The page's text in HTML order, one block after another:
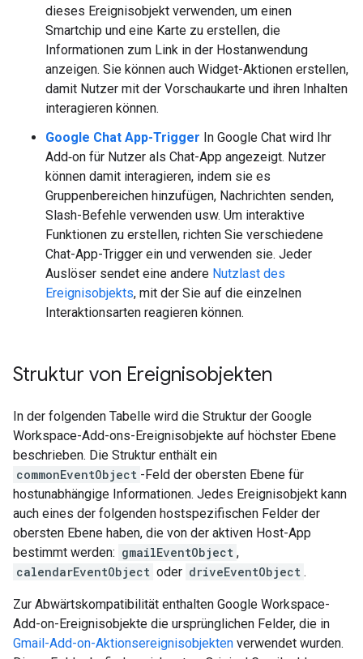
dieses Ereignisobjekt verwenden, um einen
Smartchip und eine Karte zu erstellen, die
Informationen zum Link in der Hostanwendung
anzeigen. Sie können auch Widget-Aktionen erstellen,
damit Nutzer mit der Vorschaukarte und ihren Inhalten
interagieren können.
Google Chat App-Trigger In Google Chat wird Ihr
Add‑on für Nutzer als Chat-App angezeigt. Nutzer
können damit interagieren, indem sie es
Gruppenbereichen hinzufügen, Nachrichten senden,
Slash-Befehle verwenden usw. Um interaktive
Funktionen zu erstellen, richten Sie verschiedene
Chat-App-Trigger ein und verwenden sie. Jeder
Auslöser sendet eine andere Nutzlast des
Ereignisobjekts, mit der Sie auf die einzelnen
Interaktionsarten reagieren können.
Struktur von Ereignisobjekten
In der folgenden Tabelle wird die Struktur der Google
Workspace-Add-ons-Ereignisobjekte auf höchster Ebene
beschrieben. Die Struktur enthält ein
commonEventObject -Feld der obersten Ebene für
hostunabhängige Informationen. Jedes Ereignisobjekt kann
auch eines der folgenden hostspezifischen Felder der
obersten Ebene haben, die von der aktiven Host-App
bestimmt werden: gmailEventObject ,
calendarEventObject oder driveEventObject .
Zur Abwärtskompatibilität enthalten Google Workspace-
Add-on-Ereignisobjekte die ursprünglichen Felder, die in
Gmail-Add-on-Aktionsereignisobjekten verwendet wurden.